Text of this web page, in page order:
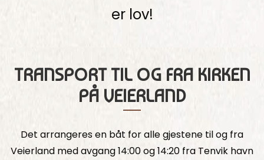
er lov!
TRANSPORT TIL OG FRA KIRKEN
PÅ VEIERLAND
Det arrangeres en båt for alle gjestene til og fra
Veierland med avgang 14:00 og 14:20 fra Tenvik havn